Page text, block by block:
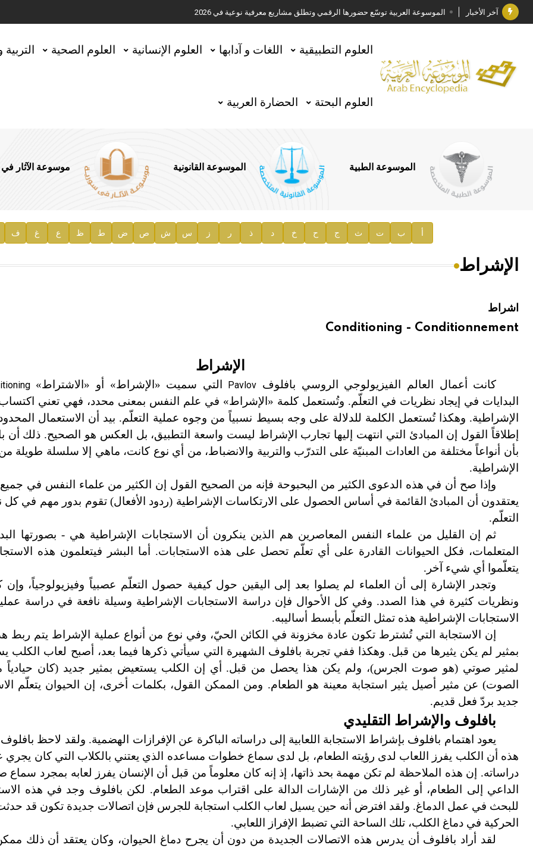
آخر الأخبار الموسوعة العربية توسّع حضورها الرقمي وتطلق مشاريع معرفية نوعية في 2026
جائزة مجمع الملك سلمان العالمي للغة العربية 2025
الأستاذ إياد خالد الطباع مدير عام لهيئة الموسوعة العربية
السيد محمد ياسين صالح وزيرا للثقافة
توصيات مجلس الإدارة
صدور المجلد السابع من موسوعة الآثار في سورية
إعلان..
العلوم التطبيقية اللغات و آدابها العلوم الإنسانية العلوم الصحية
العلوم البحتة الحضارة العربية
الموسوعة الطبية الموسوعة القانونية موسوعة الآثار
أ ب ت ث ج ح خ د ذ ر ز س ش ص ض ط ظ ع غ ف
الإشراط
اشراط
Conditioning - Conditionnement
الإشراط
كانت أعمال العالم الفيزيولوجي الروسي بافلوف Pavlov التي سميت «الإشراط» أو «الاشتراط»
البدايات في إيجاد نظريات في التعلّم. وتُستعمل كلمة «الإشراط» في علم النفس بمعنى محدد، فهي تعني اكتساب
الإشراطية. وهكذا تُستعمل الكلمة للدلالة على وجه بسيط نسبياً من وجوه عملية التعلّم. بيد أن الاستعمال
إطلاقاً القول إن المبادئ التي انتهت إليها تجارب الإشراط ليست واسعة التطبيق، بل العكس هو الصحيح. ذلك أن
بأن أنواعاً مختلفة من العادات المبنيّة على التدرّب والتربية والانضباط، من أي نوع كانت، ماهي إلا سلسلة طويلة من
الإشراطية.
وإذا صح أن في هذه الدعوى الكثير من البحبوحة فإنه من الصحيح القول إن الكثير من علماء النفس في جميع
يعتقدون أن المبادئ القائمة في أساس الحصول على الارتكاسات الإشراطية (ردود الأفعال) تقوم بدور مهم في كل
التعلّم.
ثم إن القليل من علماء النفس المعاصرين هم الذين ينكرون أن الاستجابات الإشراطية هي - بصورتها
المتعلمات، فكل الحيوانات القادرة على أي تعلّم تحصل على هذه الاستجابات. أما البشر فيتعلمون هذه
يتعلّموا أي شيء آخر.
وتجدر الإشارة إلى أن العلماء لم يصلوا بعد إلى اليقين حول كيفية حصول التعلّم عصبياً وفيزيولوجياً، وإن
ونظريات كثيرة في هذا الصدد. وفي كل الأحوال فإن دراسة الاستجابات الإشراطية وسيلة نافعة في دراسة
الاستجابات الإشراطية هذه تمثل التعلّم بأبسط أساليبه.
إن الاستجابة التي تُشترط تكون عادة مخزونة في الكائن الحيّ، وفي نوع من أنواع عملية الإشراط يتم ربط
بمثير لم يكن يثيرها من قبل. وهكذا ففي تجربة بافلوف الشهيرة التي سيأتي ذكرها فيما بعد، أصبح لعاب الكلب
لمثير صوتي (هو صوت الجرس)، ولم يكن هذا يحصل من قبل. أي إن الكلب يستعيض بمثير جديد (كان حيادياً
الصوت) عن مثير أصيل يثير استجابة معينة هو الطعام. ومن الممكن القول، بكلمات أخرى، إن الحيوان يتعلّم
جديد بردّ فعل قديم.
بافلوف والإشراط التقليدي
يعود اهتمام بافلوف بإشراط الاستجابة اللعابية إلى دراساته الباكرة عن الإفرازات الهضمية. ولقد لاحظ
هذه أن الكلب يفرز اللعاب لدى رؤيته الطعام، بل لدى سماع خطوات مساعده الذي يعتني بالكلاب التي كان يجري
دراساته. إن هذه الملاحظة لم تكن مهمة بحد ذاتها، إذ إنه كان معلوماً من قبل أن الإنسان يفرز لعابه بمجرد
الداعي إلى الطعام، أو غير ذلك من الإشارات الدالة على اقتراب موعد الطعام. لكن بافلوف وجد في هذه
للبحث في عمل الدماغ. ولقد افترض أنه حين يسيل لعاب الكلب استجابة للجرس فإن اتصالات جديدة تكون قد
الحركية في دماغ الكلب، تلك الساحة التي تضبط الإفراز اللعابي.
لقد أراد بافلوف أن يدرس هذه الاتصالات الجديدة من دون أن يجرح دماغ الحيوان، وكان يعتقد أن ذلك